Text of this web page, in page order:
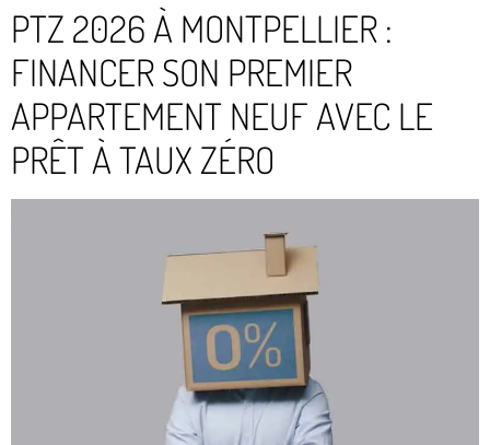
PTZ 2026 À MONTPELLIER :
FINANCER SON PREMIER
APPARTEMENT NEUF AVEC LE
PRÊT À TAUX ZÉRO